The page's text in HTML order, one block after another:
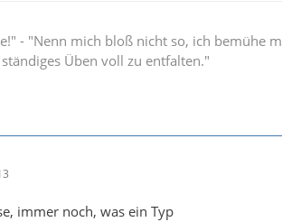
- "Nenn mich bloß nicht so, ich bemühe
Üben voll zu entfalten."
immer noch, was ein Typ